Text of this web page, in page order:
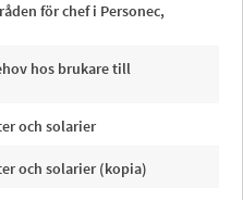
för chef i Personec,
hos brukare till
och solarier
och solarier (kopia)